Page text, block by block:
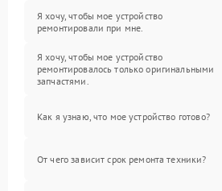
Я хочу, чтобы мое устройство
ремонтировали при мне.
Я хочу, чтобы мое устройство
ремонтировалось только оригинальными
запчастями.
Как я узнаю, что мое устройство готово?
От чего зависит срок ремонта техники?